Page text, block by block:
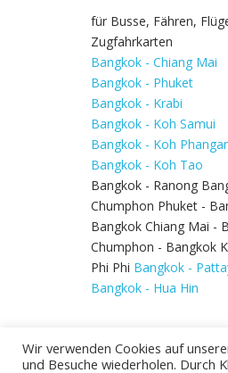
für Busse, Fähren,
Zugfahrkarten
Bangkok - Chiang Mai
Bangkok - Phuket
Bangkok - Krabi
Bangkok - Koh Samui
Bangkok - Koh
Bangkok - Koh Tao
Bangkok - Ranong
Chumphon Phuket -
Bangkok Chiang Mai -
Chumphon - Bangkok
Phi Phi Bangkok -
Bangkok - Hua Hin
Wir verwenden Cookies auf
und Besuche wiederholen. Durch